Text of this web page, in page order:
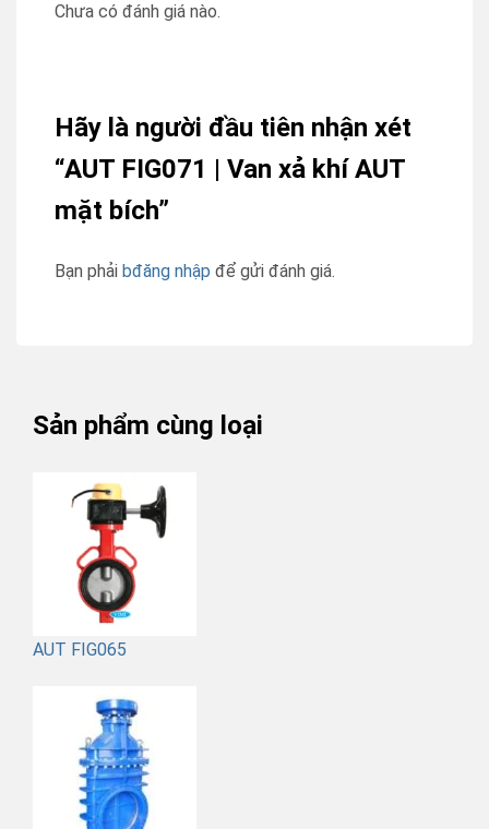
Chưa có đánh giá nào.
Hãy là người đầu tiên nhận xét
“AUT FIG071 | Van xả khí AUT
mặt bích”
Bạn phải bđăng nhập để gửi đánh giá.
Sản phẩm cùng loại
AUT FIG065